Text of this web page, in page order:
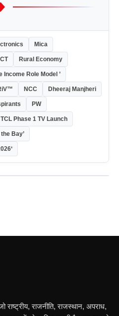
Mica
Rural Economy
Income Role Model ’
NCC Dheeraj Manjheri
PW
TCL Phase 1 TV Launch
Bay’
राष्ट्रीय, राजनीति, राजस्थान, अपराध,